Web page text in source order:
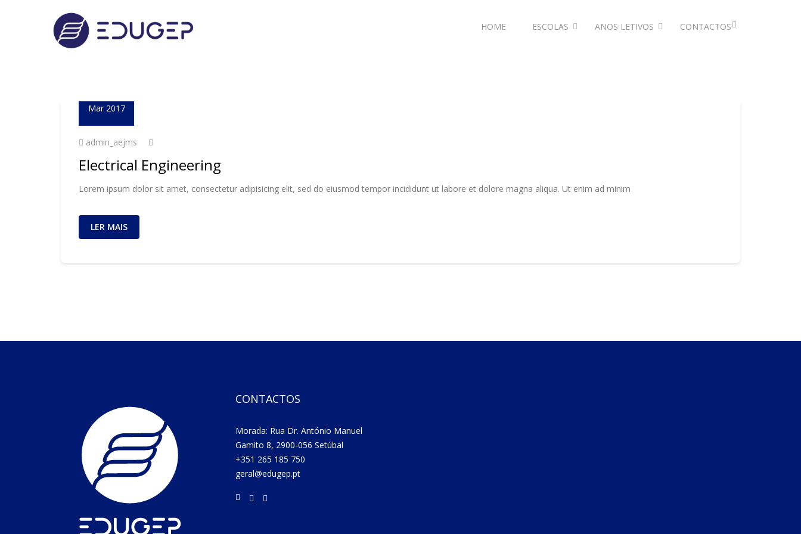
HOME ESCOLAS ANOS LETIVOS CONTACTOS
Mar 2017
admin_aejms
Electrical Engineering
Lorem ipsum dolor sit amet, consectetur adipisicing elit, sed do eiusmod tempor incididunt ut labore et dolore magna aliqua. Ut enim ad minim
LER MAIS
CONTACTOS
Morada: Rua Dr. António Manuel
Gamito 8, 2900-056 Setúbal
+351 265 185 750
geral@edugep.pt